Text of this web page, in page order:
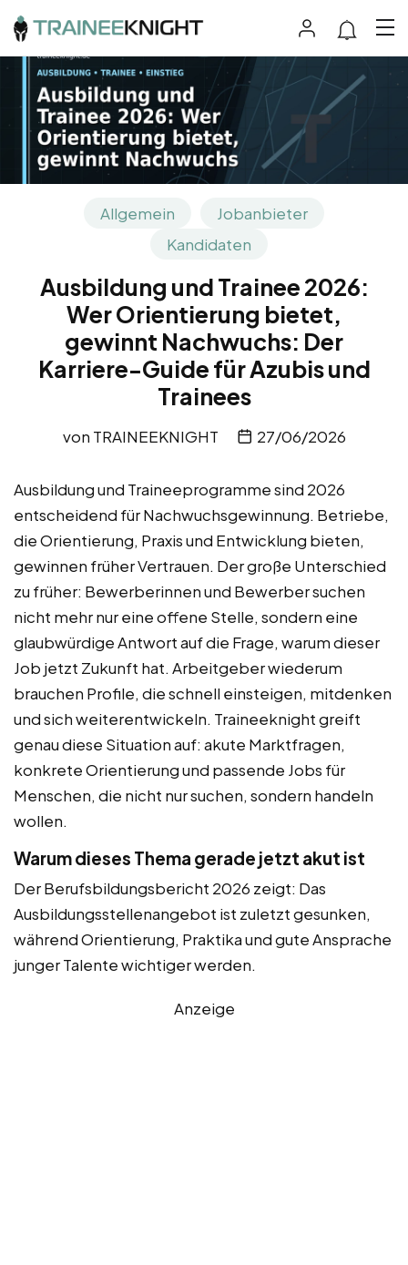
Allgemein
Jobanbieter
Kandidaten
Ausbildung und Trainee 2026:
Wer Orientierung bietet,
gewinnt Nachwuchs: Der
Karriere-Guide für Azubis und
Trainees
von TRAINEEKNIGHT 27/06/2026
Ausbildung und Traineeprogramme sind 2026
entscheidend für Nachwuchsgewinnung. Betriebe,
die Orientierung, Praxis und Entwicklung bieten,
gewinnen früher Vertrauen. Der große Unterschied
zu früher: Bewerberinnen und Bewerber suchen
nicht mehr nur eine offene Stelle, sondern eine
glaubwürdige Antwort auf die Frage, warum dieser
Job jetzt Zukunft hat. Arbeitgeber wiederum
brauchen Profile, die schnell einsteigen, mitdenken
und sich weiterentwickeln. Traineeknight greift
genau diese Situation auf: akute Marktfragen,
konkrete Orientierung und passende Jobs für
Menschen, die nicht nur suchen, sondern handeln
wollen.
Warum dieses Thema gerade jetzt akut ist
Der Berufsbildungsbericht 2026 zeigt: Das
Ausbildungsstellenangebot ist zuletzt gesunken,
während Orientierung, Praktika und gute Ansprache
junger Talente wichtiger werden.
Anzeige